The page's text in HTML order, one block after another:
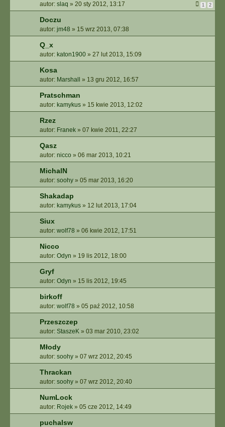
autor: slaq » 20 sty 2012, 13:17 1 2
Doczu
autor: jm48 » 15 wrz 2013, 07:38
Q_x
autor: katon1900 » 27 lut 2013, 15:09
Kosa
autor: Marshall » 13 gru 2012, 16:57
Pratschman
autor: kamykus » 15 kwie 2013, 12:02
Rzez
autor: Franek » 07 kwie 2011, 22:27
Qasz
autor: nicco » 06 mar 2013, 10:21
MichalN
autor: soohy » 05 mar 2013, 16:20
Shakadap
autor: kamykus » 12 lut 2013, 17:04
Siux
autor: wolf78 » 06 kwie 2012, 17:51
Nicco
autor: Odyn » 19 lis 2012, 18:00
Gryf
autor: Odyn » 15 lis 2012, 19:45
birkoff
autor: wolf78 » 05 paź 2012, 10:58
Przeszczep
autor: StaszeK » 03 mar 2010, 23:02
Młody
autor: soohy » 07 wrz 2012, 20:45
Thrackan
autor: soohy » 07 wrz 2012, 20:40
NumLock
autor: Rojek » 05 cze 2012, 14:49
puchalsw